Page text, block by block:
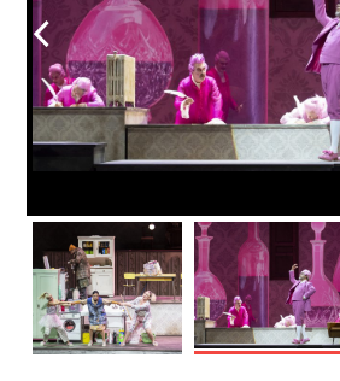
arrow_back_ios